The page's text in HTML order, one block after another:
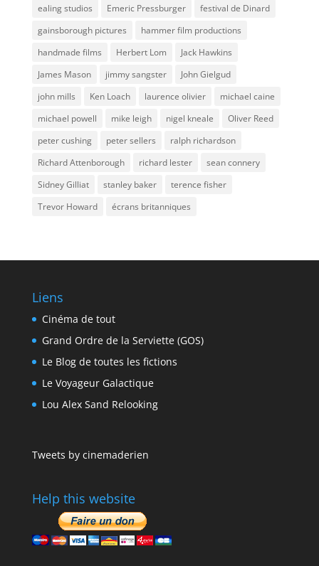
ealing studios
Emeric Pressburger
festival de Dinard
gainsborough pictures
hammer film productions
handmade films
Herbert Lom
Jack Hawkins
James Mason
jimmy sangster
John Gielgud
john mills
Ken Loach laurence olivier
michael caine
michael powell
mike leigh nigel kneale
Oliver Reed
peter cushing
peter sellers
ralph richardson
Richard Attenborough
richard lester
sean connery
Sidney Gilliat
stanley baker
terence fisher
Trevor Howard
écrans britanniques
Liens
Cinéma de tout
Grand Ordre de la Serviette (GOS)
Le Blog de toutes les fictions
Le Voyageur Galactique
Lou Alex Sand Relooking
Tweets by cinemaderien
Help this website